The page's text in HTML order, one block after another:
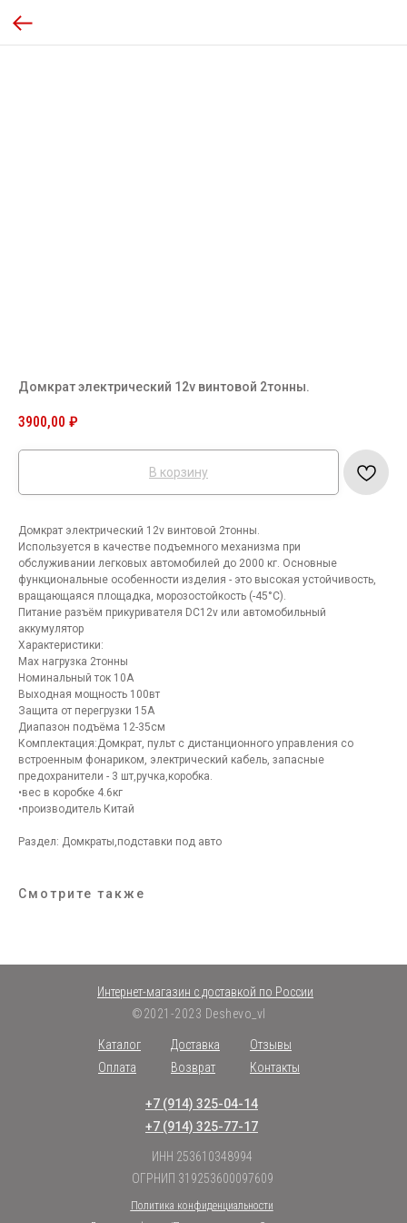
Домкрат электрический 12v винтовой 2тонны.
3900,00 ₽
В корзину
Домкрат электрический 12v винтовой 2тонны.
Используется в качестве подъемного механизма при
обслуживании легковых автомобилей до 2000 кг. Основные
функциональные особенности изделия - это высокая устойчивость,
вращающаяся площадка, морозостойкость (-45°C).
Питание разъём прикуривателя DC12v или автомобильный
аккумулятор
Характеристики:
Мах нагрузка 2тонны
Номинальный ток 10А
Выходная мощность 100вт
Защита от перегрузки 15А
Диапазон подъёма 12-35см
Комплектация:Домкрат, пульт с дистанционного управления со
встроенным фонариком, электрический кабель, запасные
предохранители - 3 шт,ручка,коробка.
•вес в коробке 4.6кг
•производитель Китай
Раздел: Домкраты,подставки под авто
Смотрите также
©2021-2023 Deshevo_vl
Каталог
Интернет-магазин с доставкой по России
Возврат
Отзывы
Оплата
Контакты
Доставка
ИНН 253610348994
ОГРНИП 319253600097609
Политика конфиденциальности
+7 (914) 325-04-14
+7 (914) 325-77-17